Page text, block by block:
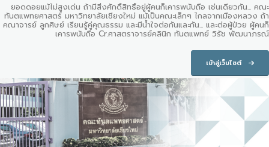
ยอดดอยแม้ไม่สูงเด่น ถ้ามีสิ่งศักดิ์สิทธิ์อยู่ผู้คนก็เคารพนับถือ เช่นเดียวกัน... คณะ
ทันตแพทยศาสตร์ มหาวิทยาลัยเชียงใหม่ แม้เป็นคณะเล็กๆ ไกลจากเมืองหลวง ถ้า
คณาจารย์ ลูกศิษย์ เรียนรู้คู่คุณธรรม และมีน้ำใจต่อกันและกัน... และต่อผู้ป่วย ผู้คนก็
เคารพนับถือ Cr.ศาสตราจารย์คลินิก ทันตแพทย์ วิรัช พัฒนาภรณ์
เข้าสู่เว็บไซต์